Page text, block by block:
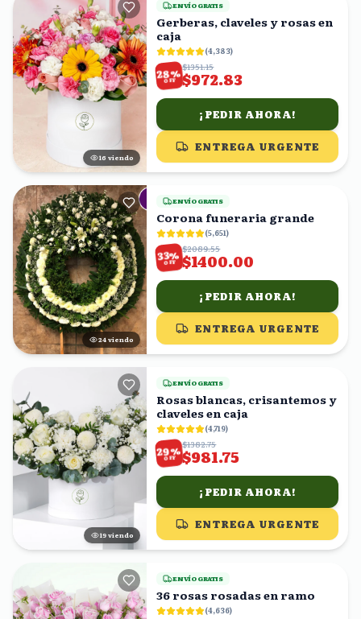
17 viendo
ENVÍO GRATIS
Gerberas, claveles y rosas en
caja
(4,383)
28%
OFF
$1351.15
$972.83
¡PEDIR AHORA!
ENTREGA URGENTE
25 viendo
ENVÍO GRATIS
Corona funeraria grande
(5,651)
33%
OFF
$2089.55
$1400.00
¡PEDIR AHORA!
ENTREGA URGENTE
18 viendo
ENVÍO GRATIS
Rosas blancas, crisantemos y
claveles en caja
(4,719)
29%
OFF
$1382.75
$981.75
¡PEDIR AHORA!
ENTREGA URGENTE
ENVÍO GRATIS
36 rosas rosadas en ramo
(4,636)